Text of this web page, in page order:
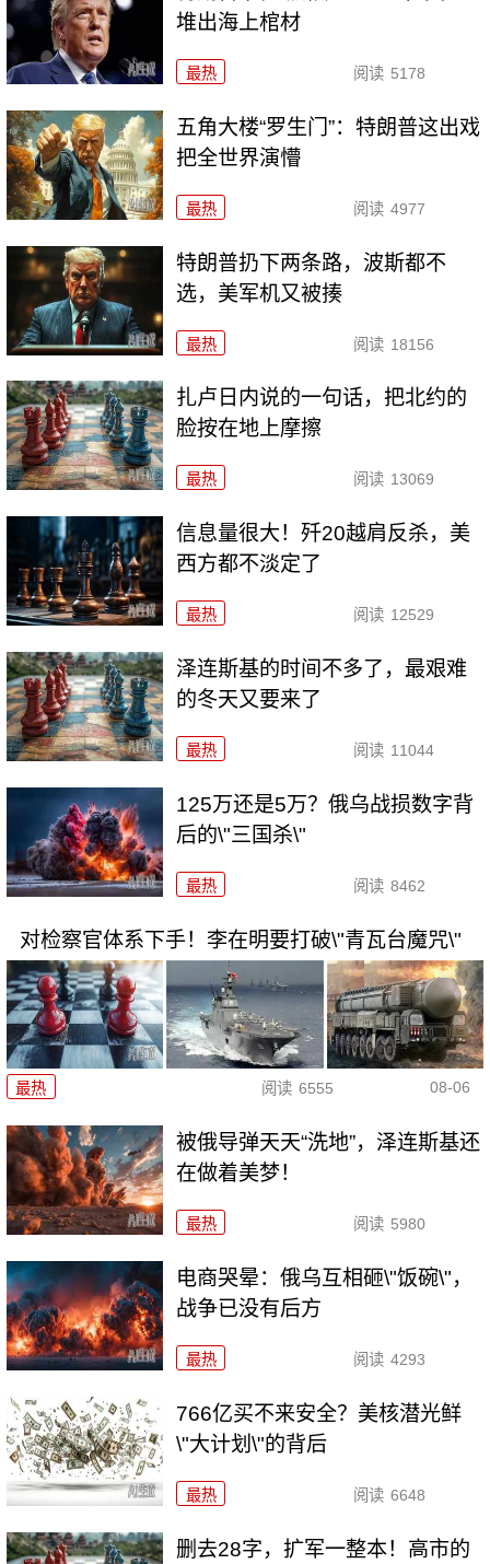
堆出海上棺材
最热 阅读 5178
五角大楼“罗生门”：特朗普这出戏
把全世界演懵
最热 阅读 4977
特朗普扔下两条路，波斯都不
选，美军机又被揍
最热 阅读 18156
扎卢日内说的一句话，把北约的
脸按在地上摩擦
最热 阅读 13069
信息量很大！歼20越肩反杀，美
西方都不淡定了
最热 阅读 12529
泽连斯基的时间不多了，最艰难
的冬天又要来了
最热 阅读 11044
125万还是5万？俄乌战损数字背
后的\"三国杀\"
最热 阅读 8462
对检察官体系下手！李在明要打破\"青瓦台魔咒\"
最热 阅读 6555 08-06
被俄导弹天天“洗地”，泽连斯基还
在做着美梦！
最热 阅读 5980
电商哭晕：俄乌互相砸\"饭碗\"，
战争已没有后方
最热 阅读 4293
766亿买不来安全？美核潜光鲜
\"大计划\"的背后
最热 阅读 6648
删去28字，扩军一整本！高市的